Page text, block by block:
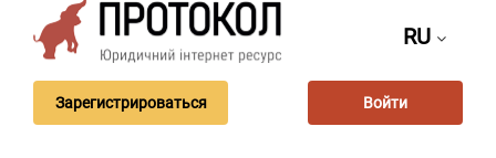
RU
Зарегистрироваться Войти